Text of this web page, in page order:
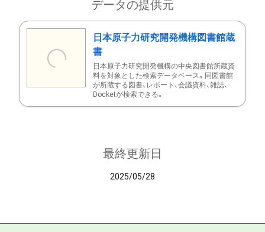
データの提供元
日本原子力研究開発機構図書館蔵
書
日本原子力研究開発機構の中央図書館所蔵資
料を対象とした検索データベース。同図書館
が所蔵する図書、レポート、会議資料、雑誌、
Docketが検索できる。
最終更新日
2025/05/28